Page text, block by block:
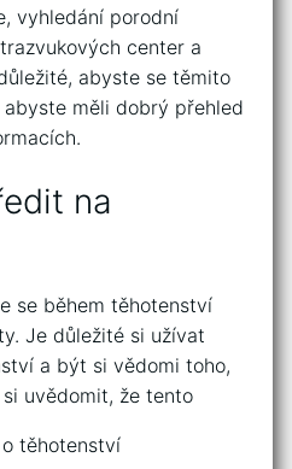
vyhledání porodní
center a
abyste se těmito
měli dobrý přehled
na
se během těhotenství
Je důležité si užívat
a být si vědomi toho,
uvědomit, že tento
těhotenství